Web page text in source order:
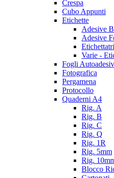
Crespa
Cubo Appunti
Etichette
Adesive
Adesive
Varie -
Fogli
Fotografica
Pergamena
Protocollo
Quaderni A4
Rig. A
Rig. B
Rig. C
Rig. Q
Rig. 1R
Rig. 5mm
Rig.
Blocco